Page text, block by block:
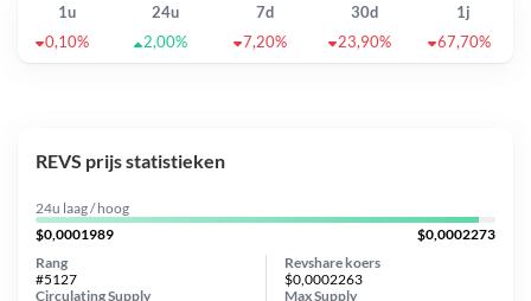
1u 24u 7d 30d
1j
0,10%
2,00% 7,20% 23,90% 67,70%
REVS prijs statistieken
24u laag / hoog
$0,0001989
$0,0002273
Revshare koers
$0,0002263
Circulating Supply
Max Supply
Rang
#5127